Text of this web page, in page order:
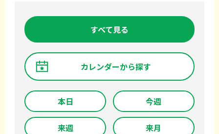
すべて見る
カレンダーから探す
本日 今週
来週 来月